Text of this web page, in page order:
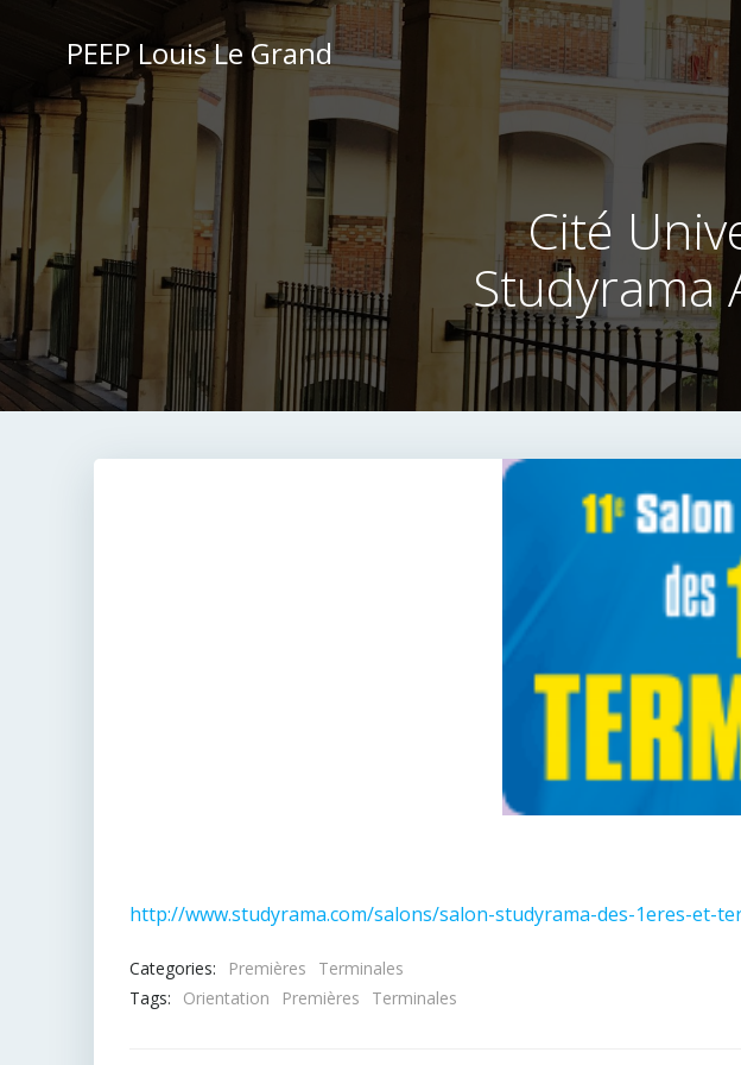
contenuPEEP Louis Le Grand
Cité
Studyrama
http://www.studyrama.com/salons/salon-studyrama-des-1eres-et-
Categories: Premières
Terminales
Tags:
Orientation Premières Terminales